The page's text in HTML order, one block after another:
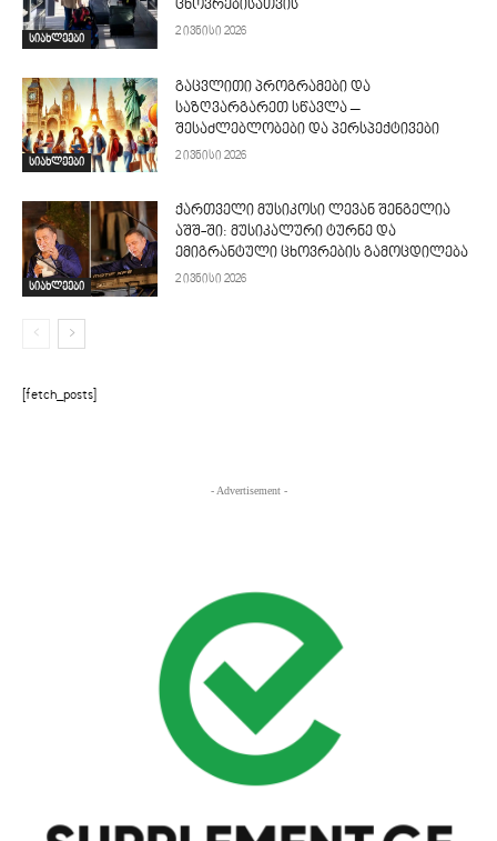
სიახლეები
ცხოვრებისათვის
2 ივნისი 2026
სიახლეები
გაცვლითი პროგრამები და
საზღვარგარეთ სწავლა –
შესაძლებლობები და პერსპექტივები
2 ივნისი 2026
სიახლეები
ქართველი მუსიკოსი ლევან შენგელია
აშშ-ში: მუსიკალური ტურნე და
ემიგრანტული ცხოვრების გამოცდილება
2 ივნისი 2026
[fetch_posts]
- Advertisement -